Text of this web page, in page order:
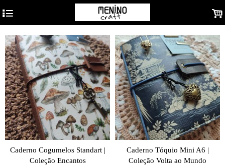
4 .
Caderno Cogumelos Standart |
Coleção Encantos
Caderno Tóquio Mini A6 |
Coleção Volta ao Mundo